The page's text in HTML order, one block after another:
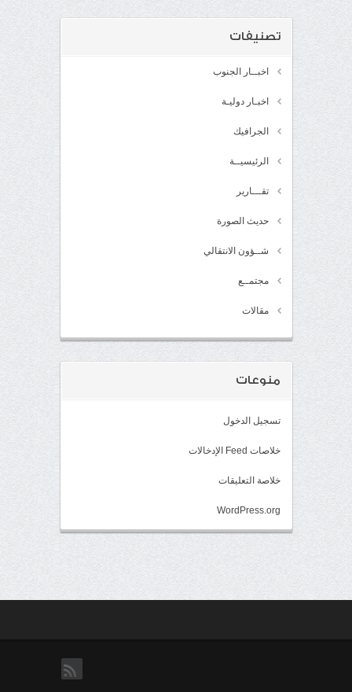
تصنيفات
اخبــار الجنوب
اخبـار دوليـة
الجرافيك
الرئيسيــة
تقـــارير
حديث الصورة
شــؤون الانتقالي
مجتمــع
مقالات
منوعات
تسجيل الدخول
خلاصات Feed الإدخالات
خلاصة التعليقات
WordPress.org